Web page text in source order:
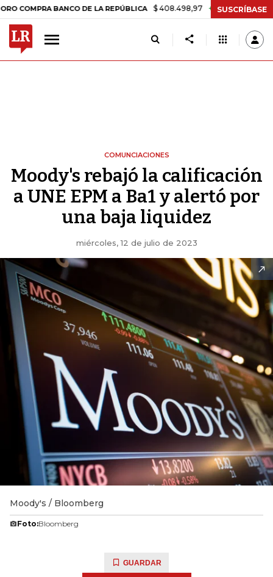
BANCO DE LA REPÚBLICA $ 408.498,97 +$ 8.753,81 +2,19%
SUSCRÍBASE
COMUNCIACIONES
Moody's rebajó la calificación
a UNE EPM a Ba1 y alertó por
una baja liquidez
miércoles, 12 de julio de 2023
Moody's / Bloomberg
Foto:Bloomberg
GUARDAR